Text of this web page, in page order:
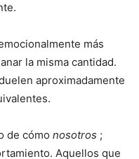
más
la misma cantidad.
aproximadamente
de cómo nosotros ;
Aquellos que